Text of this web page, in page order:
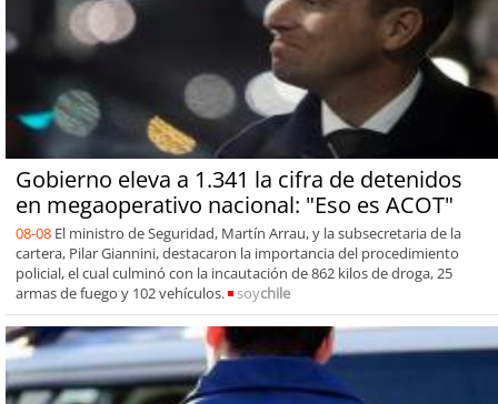
Gobierno eleva a 1.341 la cifra de detenidos
en megaoperativo nacional: "Eso es ACOT"
08-08 El ministro de Seguridad, Martín Arrau, y la subsecretaria de la
cartera, Pilar Giannini, destacaron la importancia del procedimiento
policial, el cual culminó con la incautación de 862 kilos de droga, 25
armas de fuego y 102 vehículos.
soychile